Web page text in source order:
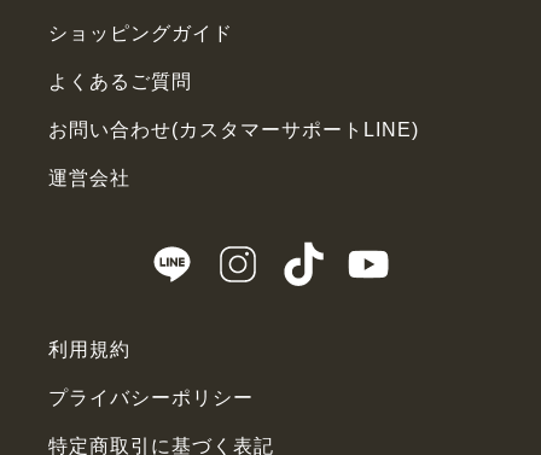
ショッピングガイド
よくあるご質問
お問い合わせ(カスタマーサポートLINE)
運営会社
利用規約
プライバシーポリシー
特定商取引に基づく表記